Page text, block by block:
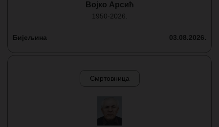
Војко Арсић
1950-2026.
Бијељина 03.08.2026.
Смртовница